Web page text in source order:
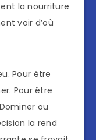
la nourriture
voir d’où
Pour être
Pour être
ou
la rend